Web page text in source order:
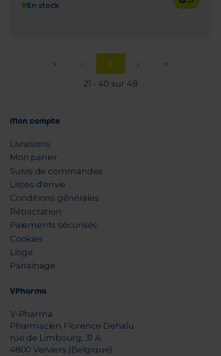
En stock
« ‹ 2 › »
21 - 40 sur 48
Mon compte
Livraisons
Mon panier
Suivis de commandes
Listes d'envie
Conditions générales
Rétractation
Paiements sécurisés
Cookies
Litige
Parrainage
VPharma
V-Pharma
Pharmacien Florence Dehalu
rue de Limbourg, 31 A
4800 Verviers (Belgique)